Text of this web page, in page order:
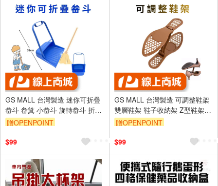
GS MALL 台灣製造 迷你可折疊
畚斗 畚箕 小畚斗 旋轉畚斗 折疊
收納 掃除用具 清潔用品 畚斗 摺
贈OPENPOINT
$99
GS MALL 台灣製造 可調整鞋架
雙層鞋架 鞋子收納架 Z型鞋架
鞋櫃收納 鞋架 摺疊鞋架 雙層鞋
贈OPENPOINT
$99